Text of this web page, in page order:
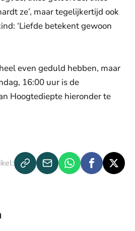
ze’, maar tegelijkertijd ook
‘Liefde betekent gewoon
even geduld hebben, maar
16:00 uur is de
Hoogtediepte hieronder te